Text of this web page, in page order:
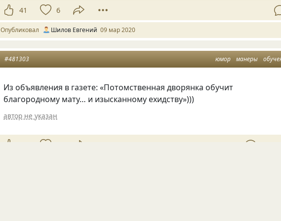
41 6
Опубликовал Шилов Евгений 09 мар 2020
юмор манеры
#481303
Из объявления в газете: «Потомственная дворянка обучит
благородному мату… и изысканному ехидству»)))
автор не указан